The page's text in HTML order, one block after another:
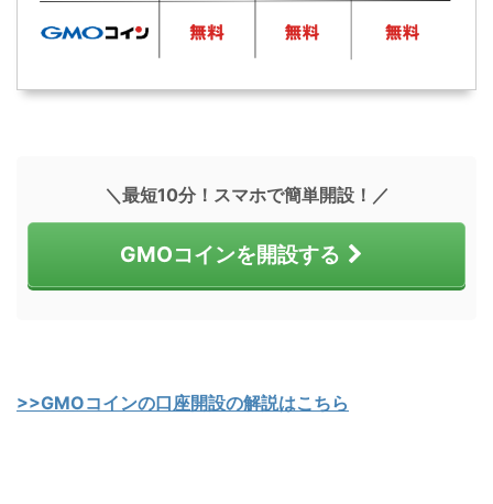
＼最短10分！スマホで簡単開設！／
GMOコインを開設する
>>GMOコインの口座開設の解説はこちら